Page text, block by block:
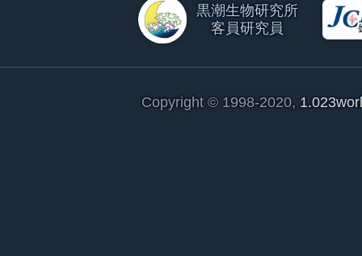
黒潮生物研究所
客員研究員
Copyright © 1998-2020,